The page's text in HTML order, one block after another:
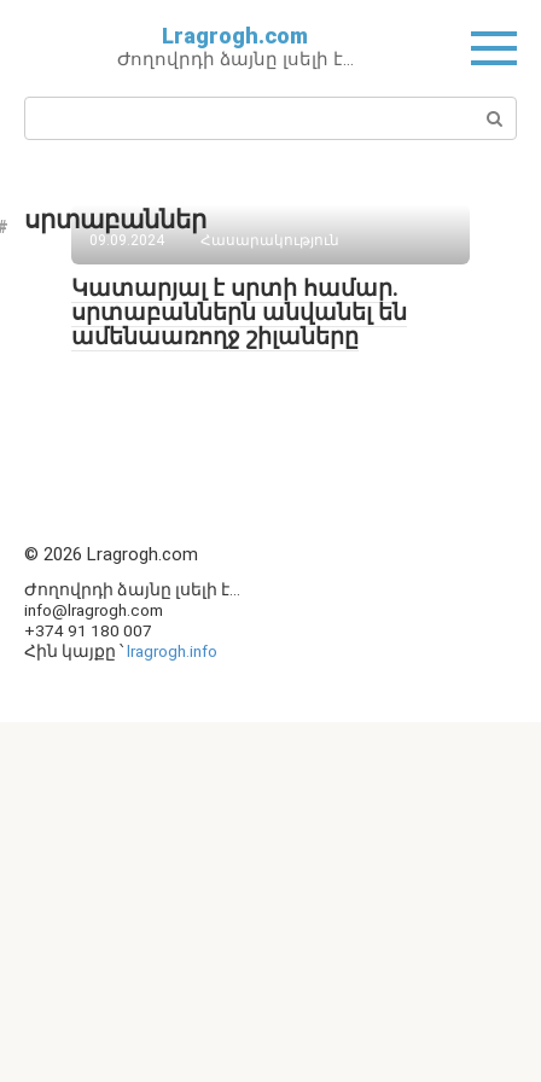
Lragrogh.com
Ժողովրդի ձայնը լսելի է…
Поиск:
սրտաբաններ
09.09.2024 Հասարակություն
Կատարյալ է սրտի համար.
սրտաբաններն անվանել են
ամենաառողջ շիլաները
© 2026 Lragrogh.com
Ժողովրդի ձայնը լսելի է...
info@lragrogh.com
+374 91 180 007
Հին կայքը ՝lragrogh.info